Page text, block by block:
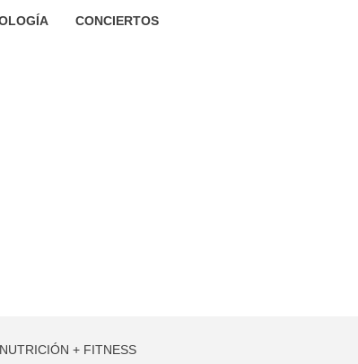
CONCIERTOS
+ FITNESS